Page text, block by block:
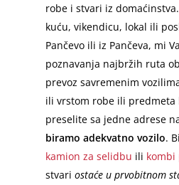
robe i stvari iz
kuću, vikendicu, lokal ili
Pančevo ili iz Pančeva, mi
poznavanja najbržih ruta
prevoz savremenim
ili vrstom robe ili predmeta
preselite sa jedne adrese
biramo adekvatno vozilo.
kamion za selidbu ili kombi
stvariostaće u prvobitnom